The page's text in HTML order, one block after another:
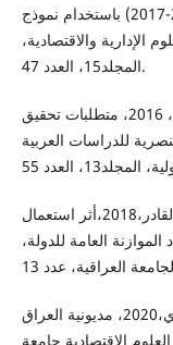
المالية في العراق للمدة(2003-2017) باستخدام نموذج VRA، جامعة
الإدارية والاقتصادية،
المجلد15، العدد 47.
محمد، عمرو هشام وحسين، عماد حسن، 2016، متطلبات تحقيق
للدراسات العربية
النعيمي، مقداد احمد والباشا،عادل صبحي عبدالقادر،2018،أثر استعمال
العامة للدولة،
الوائلي، خضير عباس حسين ونعمة، زينب هادي،2020، مديونية العراق
الاقتصادية جامعة